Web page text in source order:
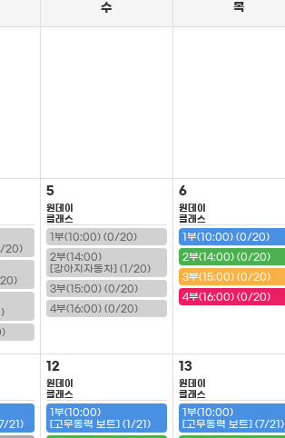
수 목
20)
5
원데이
클래스
1부(10:00) (0/20)
2부(14:00)
[강아지자동차] (1/20)
3부(15:00) (0/20)
4부(16:00) (0/20)
6
원데이
클래스
1부(10:00) (0/20)
2부(14:00) (0/20)
3부(15:00) (0/20)
4부(16:00) (0/20)
21)
12
원데이
클래스
1부(10:00)
[고무동력 보트] (1/21)
13
원데이
클래스
1부(10:00)
[고무동력 보트] (7/21)